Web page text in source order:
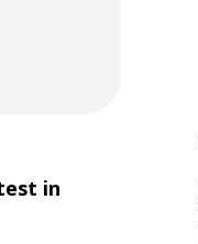
in